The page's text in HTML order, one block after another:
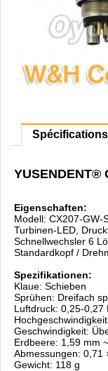
Spécifications
YUSENDENT®
Eigenschaften:
Modell: CX207-GW-
Turbinen-LED,
Schnellwechsler 6
Standardkopf /
Spezifikationen:
Klaue: Schieben
Sprühen: Dreifach
Luftdruck: 0,25-0,27
Geschwindigkeit:
Erdbeere: 1,59 mm
Abmessungen: 0,71
Gewicht: 118 g